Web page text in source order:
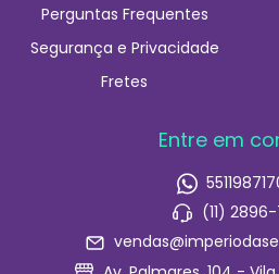
Perguntas Frequentes
Segurança e Privacidade
Fretes
Entre em
(11)